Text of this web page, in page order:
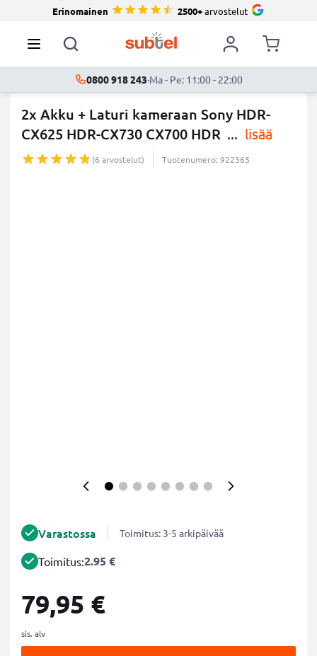
Erinomainen 2500+arvostelut
0800 918 243·Ma - Pe: 11:00 - 22:00
2x Akku + Laturi kameraan Sony HDR-
CX625 HDR-CX730 CX700 HDR ... lisää
(6 arvostelut) Tuotenumero: 922365
Varastossa Toimitus: 3-5 arkipäivää
Toimitus:2.95 €
79,95 €
sis. alv